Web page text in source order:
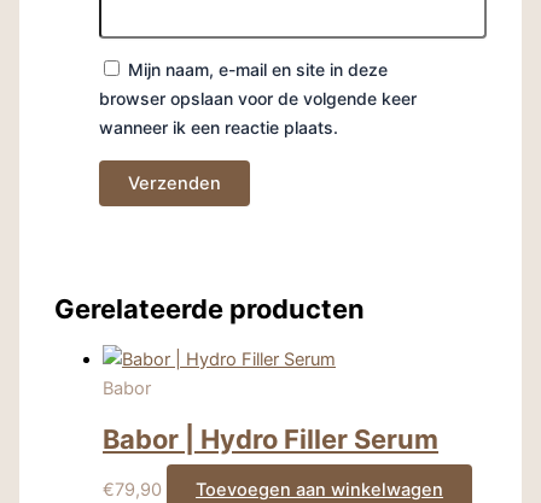
Mijn naam, e-mail en site in deze
browser opslaan voor de volgende keer
wanneer ik een reactie plaats.
Gerelateerde producten
Babor
Babor | Hydro Filler Serum
€79,90 Toevoegen aan winkelwagen